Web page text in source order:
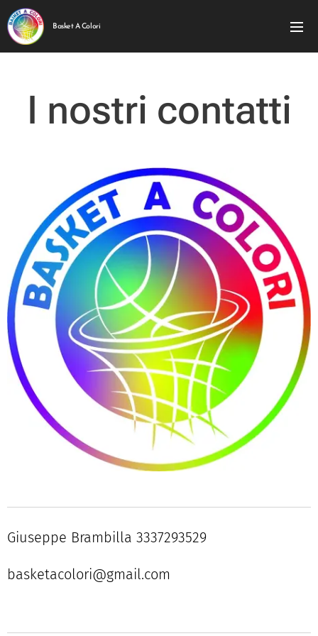
Basket A Colori
I nostri contatti
Giuseppe Brambilla 3337293529
basketacolori@gmail.com